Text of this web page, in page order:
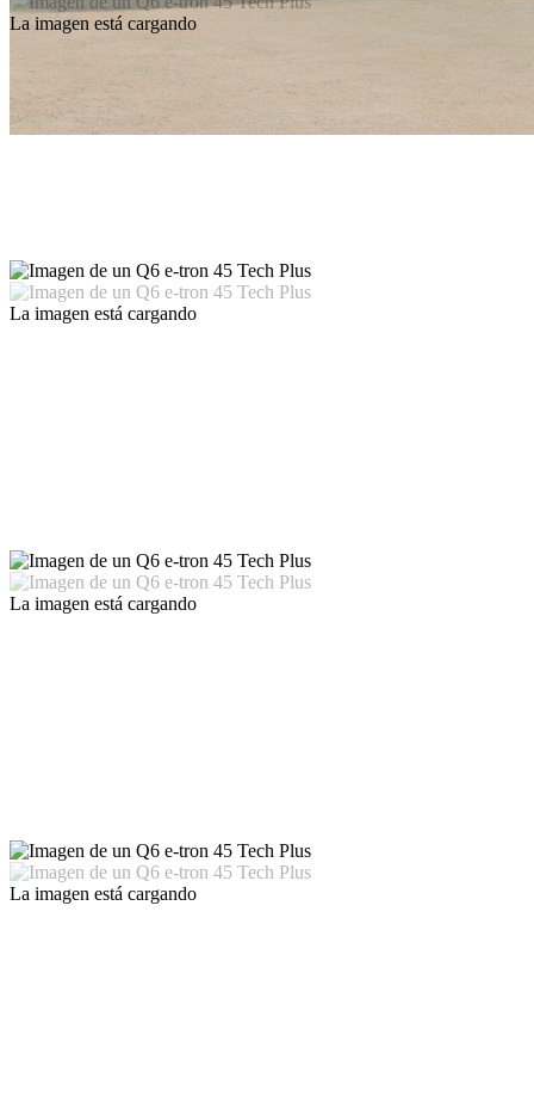
La imagen está cargando
La imagen está cargando
La imagen está cargando
La imagen está cargando